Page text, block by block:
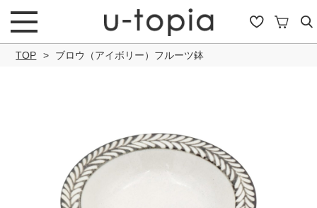
キーワード
TOP ブロウ（アイボリー）フルーツ鉢